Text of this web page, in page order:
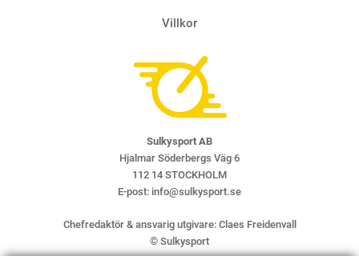
Villkor
Sulkysport AB
Hjalmar Söderbergs Väg 6
112 14 STOCKHOLM
E-post: info@sulkysport.se
Chefredaktör & ansvarig utgivare: Claes Freidenvall
© Sulkysport